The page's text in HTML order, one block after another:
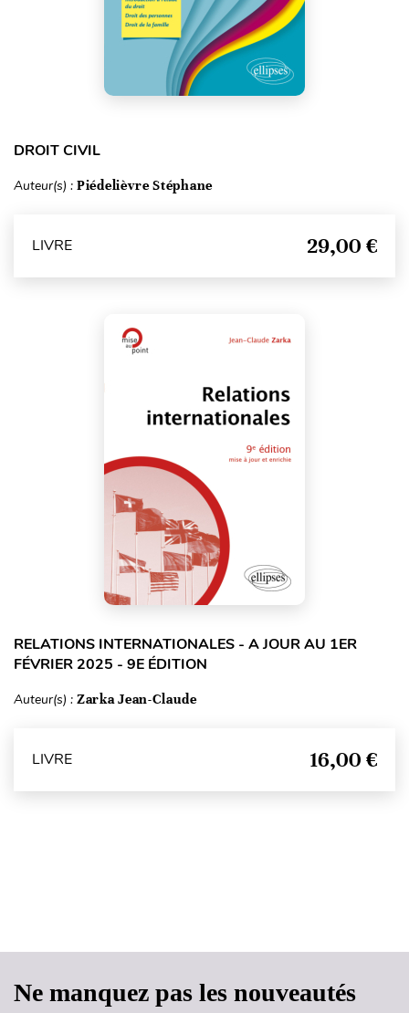
DROIT CIVIL
Auteur(s) : Piédelièvre Stéphane
LIVRE 29,00 €
RELATIONS INTERNATIONALES - A JOUR AU 1ER
FÉVRIER 2025 - 9E ÉDITION
Auteur(s) : Zarka Jean-Claude
LIVRE 16,00 €
Ne manquez pas les nouveautés